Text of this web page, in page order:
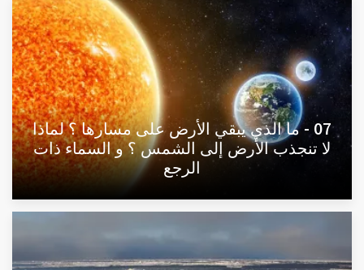
07 - ما الذي يبقي الأرض على مسارها ؟ لماذا
لا تنجذب الأرض إلى الشمس ؟ و السماء ذات
الرجع